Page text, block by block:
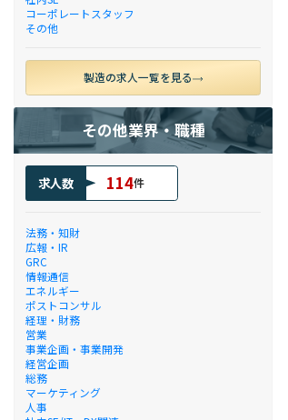
コーポレートスタッフ
その他
製造の求人一覧を見る
その他業界・職種
求人数 114件
法務・知財
広報・IR
GRC
情報通信
エネルギー
ポストコンサル
経理・財務
営業
事業企画・事業開発
経営企画
総務
マーケティング
人事